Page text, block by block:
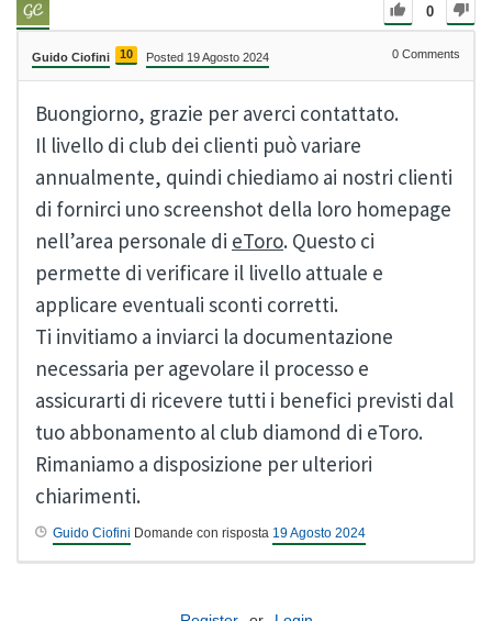
0
Guido Ciofini 10 Posted 19 Agosto 2024 0 Comments
Buongiorno, grazie per averci contattato.
Il livello di club dei clienti può variare
annualmente, quindi chiediamo ai nostri clienti
di fornirci uno screenshot della loro homepage
nell’area personale di eToro. Questo ci
permette di verificare il livello attuale e
applicare eventuali sconti corretti.
Ti invitiamo a inviarci la documentazione
necessaria per agevolare il processo e
assicurarti di ricevere tutti i benefici previsti dal
tuo abbonamento al club diamond di eToro.
Rimaniamo a disposizione per ulteriori
chiarimenti.
Guido Ciofini Domande con risposta 19 Agosto 2024